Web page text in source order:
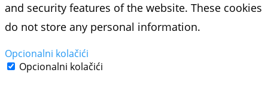
and security features of the website. These cookies
do not store any personal information.
Opcionalni kolačići
Opcionalni kolačići